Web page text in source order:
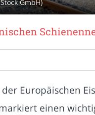
GmbH)
Europäischen
einen